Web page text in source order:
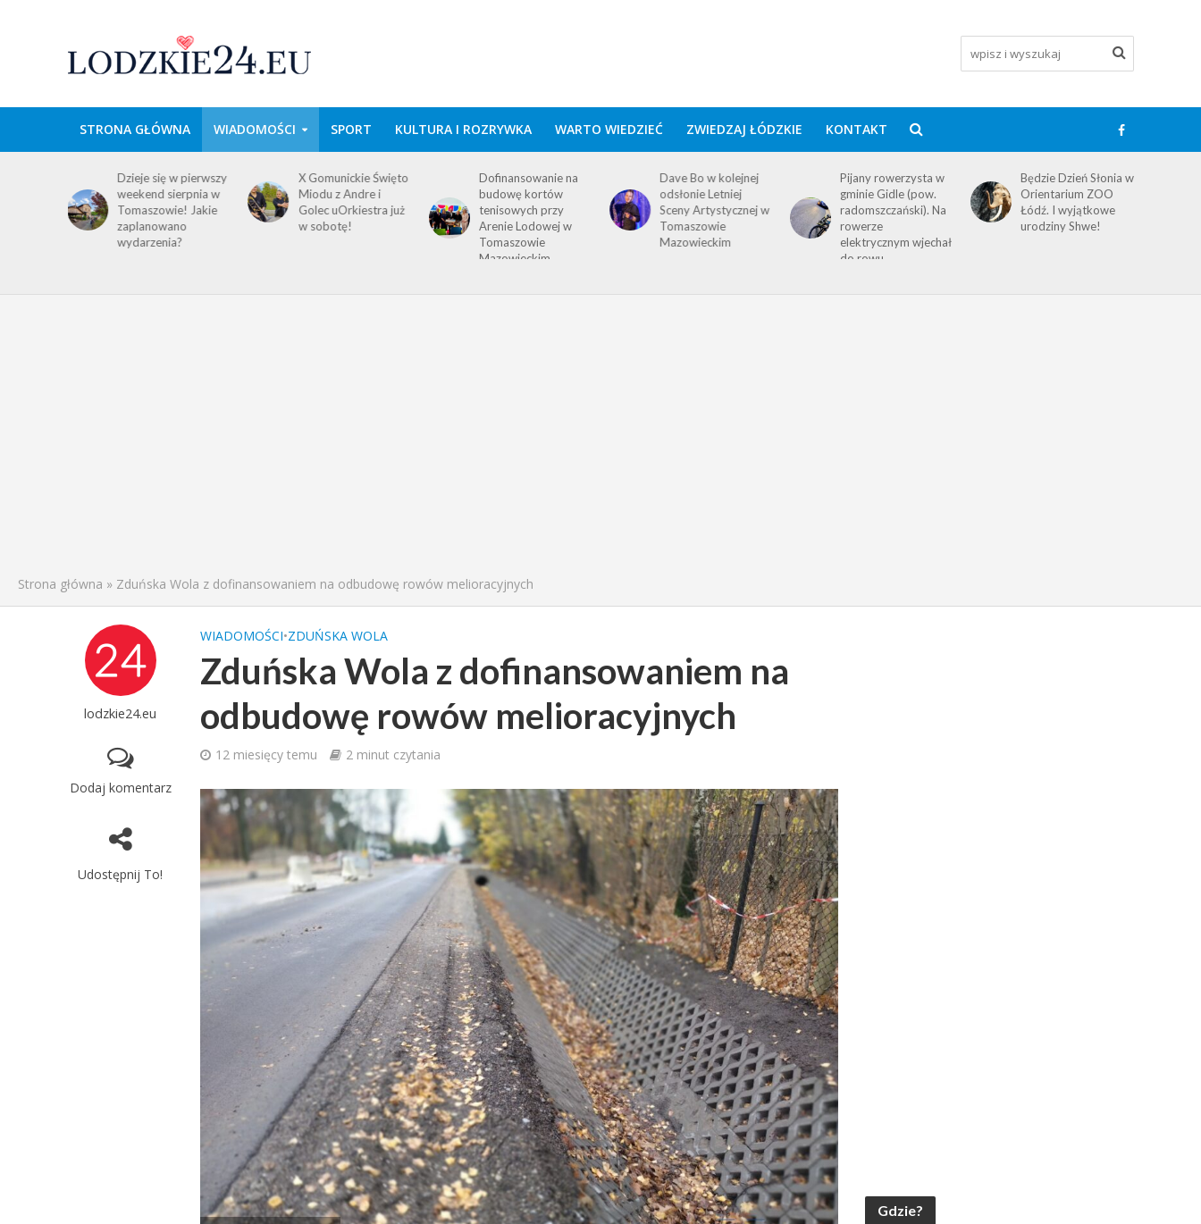
STRONA GŁÓWNA WIADOMOŚCI SPORT KULTURA I ROZRYWKA WARTO WIEDZIEĆ ZWIEDZAJ ŁÓDZKIE KONTAKT
Dzieje się w pierwszy
weekend sierpnia w
Tomaszowie! Jakie
zaplanowano
wydarzenia?
X Gomunickie Święto
Miodu z Andre i
Golec uOrkiestra już
w sobotę!
Dofinansowanie na
budowę kortów
tenisowych przy
Arenie Lodowej w
Tomaszowie
Mazowieckim
Dave Bo w kolejnej
odsłonie Letniej
Sceny Artystycznej w
Tomaszowie
Mazowieckim
Pijany rowerzysta w
gminie Gidle (pow.
radomszczański). Na
rowerze
elektrycznym wjechał
do rowu
Będzie Dzień Słonia w
Orientarium ZOO
Łódź. I wyjątkowe
urodziny Shwe!
Strona główna » Zduńska Wola z dofinansowaniem na odbudowę rowów melioracyjnych
lodzkie24.eu
Dodaj komentarz
Udostępnij To!
WIADOMOŚCI•ZDUŃSKA WOLA
Zduńska Wola z dofinansowaniem na
odbudowę rowów melioracyjnych
12 miesięcy temu 2 minut czytania
Gdzie?